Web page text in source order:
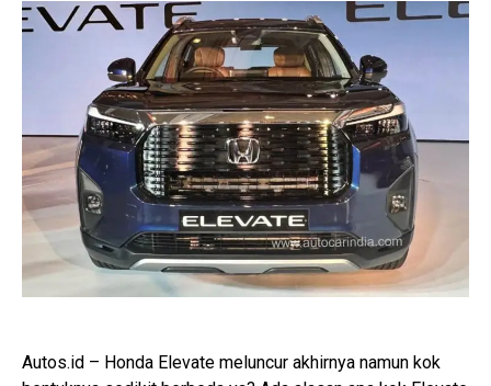
Autos.id – Honda Elevate meluncur akhirnya namun kok